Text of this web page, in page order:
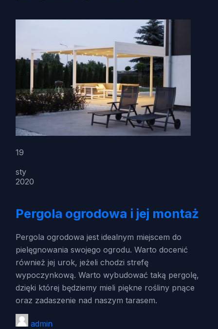
19
sty
2020
Pergola ogrodowa i jej montaż
Pergola ogrodowa jest idealnym miejscem do
pielęgnowania swojego ogrodu. Warto docenić
również jej urok, jeżeli chodzi strefę
wypoczynkową. Warto wybudować taką pergolę,
dzięki której będziemy mieli piękne rośliny pnące
oraz zadaszenie nad naszym tarasem.
admin